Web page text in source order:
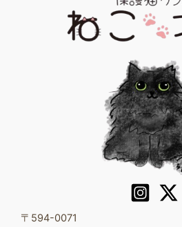
〒594-0071